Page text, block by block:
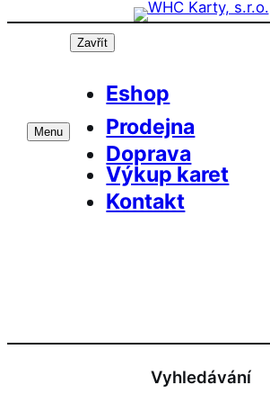
Přeskočit
Menu
Zavřít
Eshop
Prodejna
Doprava
Výkup karet
Kontakt
Vyhledávání